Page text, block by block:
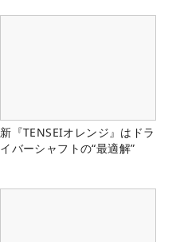
新『TENSEIオレンジ』はドラ
イバーシャフトの“最適解”